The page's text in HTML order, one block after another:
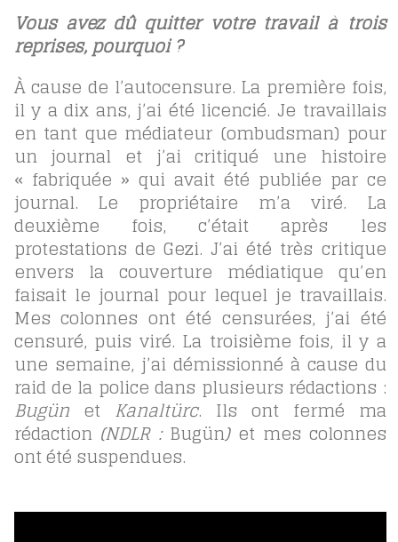
Vous avez dû quitter votre travail à trois
reprises, pourquoi ?
À cause de l’autocensure. La première fois,
il y a dix ans, j’ai été licencié. Je travaillais
en tant que médiateur (ombudsman) pour
un journal et j’ai critiqué une histoire
« fabriquée » qui avait été publiée par ce
journal. Le propriétaire m’a viré. La
deuxième fois, c’était après les
protestations de Gezi. J’ai été très critique
envers la couverture médiatique qu’en
faisait le journal pour lequel je travaillais.
Mes colonnes ont été censurées, j’ai été
censuré, puis viré. La troisième fois, il y a
une semaine, j’ai démissionné à cause du
raid de la police dans plusieurs rédactions :
Bugünet Kanaltürc. Ils ont fermé ma
rédaction (NDLR : Bugün)et mes colonnes
ont été suspendues.